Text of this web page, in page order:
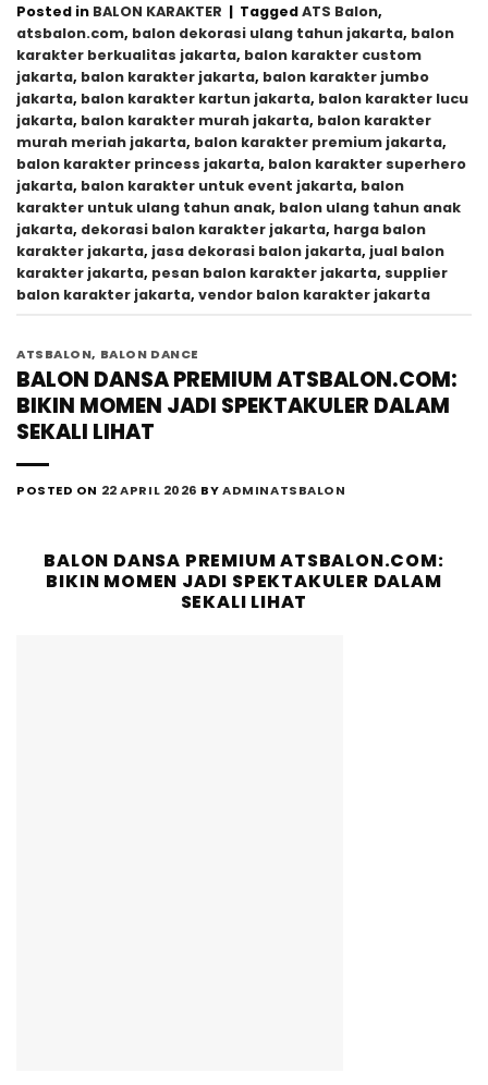
Posted in BALON KARAKTER | TaggedATS Balon,
atsbalon.com, balon dekorasi ulang tahun jakarta, balon
karakter berkualitas jakarta, balon karakter custom
jakarta, balon karakter jakarta, balon karakter jumbo
jakarta, balon karakter kartun jakarta, balon karakter lucu
jakarta, balon karakter murah jakarta, balon karakter
murah meriah jakarta, balon karakter premium jakarta,
balon karakter princess jakarta, balon karakter superhero
jakarta, balon karakter untuk event jakarta, balon
karakter untuk ulang tahun anak, balon ulang tahun anak
jakarta, dekorasi balon karakter jakarta, harga balon
karakter jakarta, jasa dekorasi balon jakarta, jual balon
karakter jakarta, pesan balon karakter jakarta, supplier
balon karakter jakarta, vendor balon karakter jakarta
ATSBALON, BALON DANCE
BALON DANSA PREMIUM ATSBALON.COM:
BIKIN MOMEN JADI SPEKTAKULER DALAM
SEKALI LIHAT
POSTED ON 22 APRIL 2026 BYADMINATSBALON
BALON DANSA PREMIUM ATSBALON.COM:
BIKIN MOMEN JADI SPEKTAKULER DALAM
SEKALI LIHAT